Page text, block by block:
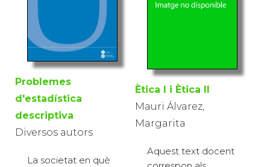
Problemes
d'estadística
descriptiva
Diversos autors
La societat en què
Ètica I i Ètica II
Mauri Álvarez,
Margarita
Aquest text docent